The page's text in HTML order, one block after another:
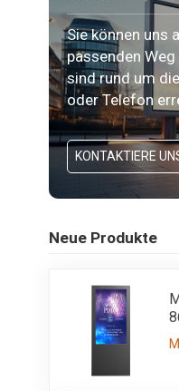
Sie können uns
passenden
sind rund um
oder Telefon
KONTAKTIERE
Neue Produkte